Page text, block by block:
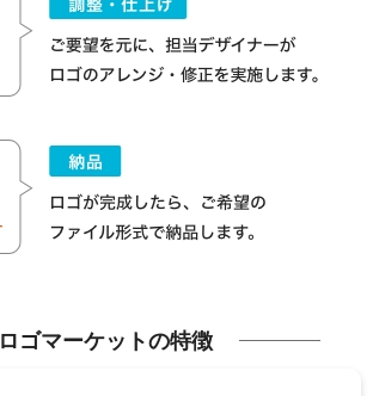
ロゴマーケットの特徴